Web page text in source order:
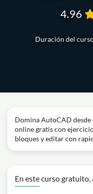
Duración del
4.96
Domina AutoCAD
online gratis con
bloques y editar con
En este curso